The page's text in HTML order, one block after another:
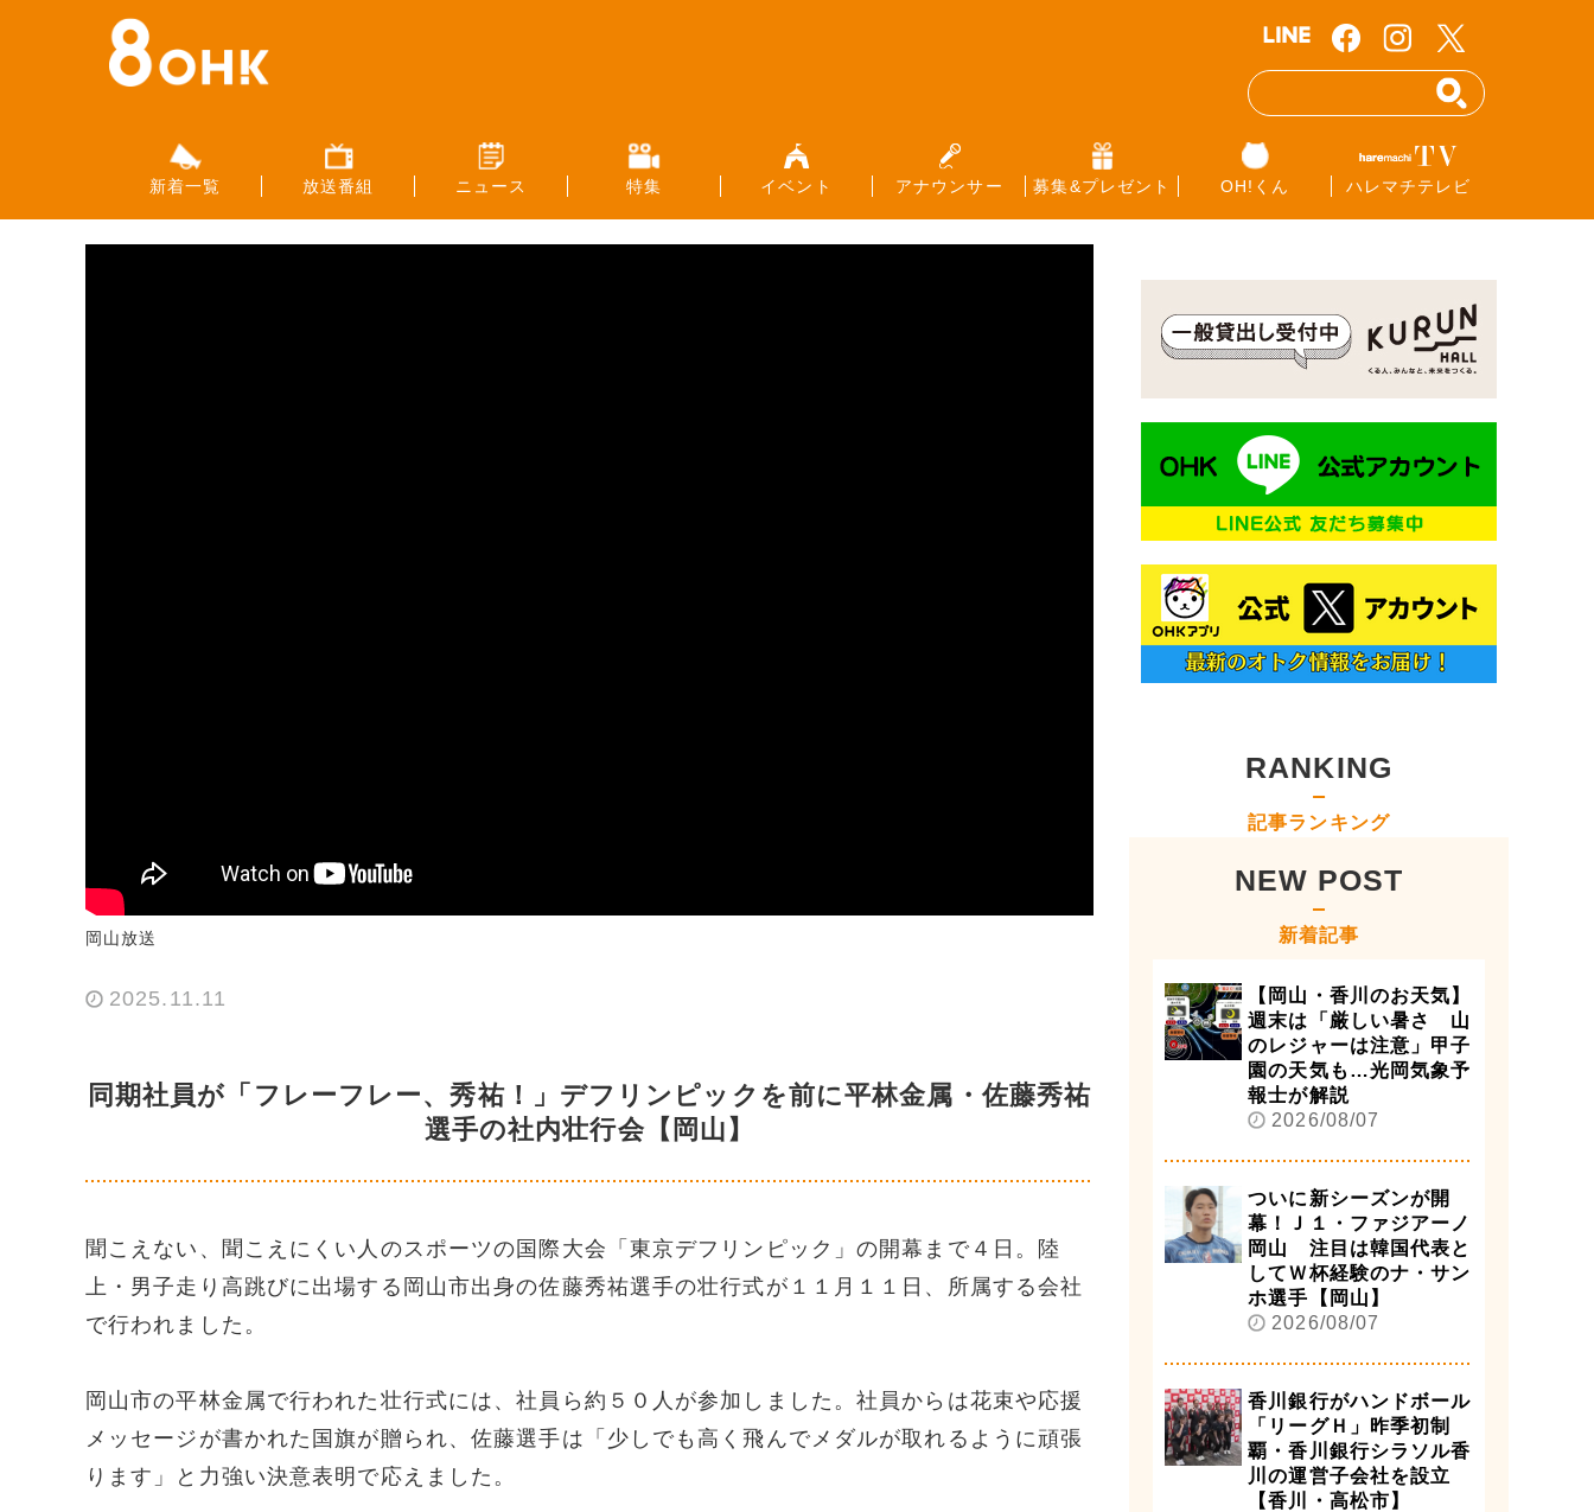
新着一覧 放送番組 ニュース 特集 イベント アナウンサー 募集&プレゼント OH!くん ハレマチテレビ
岡山放送
2025.11.11
同期社員が「フレーフレー、秀祐！」デフリンピックを前に平林金属・佐藤秀祐
選手の社内壮行会【岡山】
聞こえない、聞こえにくい人のスポーツの国際大会「東京デフリンピック」の開幕まで４日。陸
上・男子走り高跳びに出場する岡山市出身の佐藤秀祐選手の壮行式が１１月１１日、所属する会社
で行われました。
岡山市の平林金属で行われた壮行式には、社員ら約５０人が参加しました。社員からは花束や応援
メッセージが書かれた国旗が贈られ、佐藤選手は「少しでも高く飛んでメダルが取れるように頑張
ります」と力強い決意表明で応えました。
RANKING
記事ランキング
NEW POST
新着記事
【岡山・香川のお天気】
週末は「厳しい暑さ 山
のレジャーは注意」甲子
園の天気も…光岡気象予
報士が解説
2026/08/07
ついに新シーズンが開
幕！Ｊ１・ファジアーノ
岡山 注目は韓国代表と
してＷ杯経験のナ・サン
ホ選手【岡山】
2026/08/07
香川銀行がハンドボール
「リーグＨ」昨季初制
覇・香川銀行シラソル香
川の運営子会社を設立
【香川・高松市】